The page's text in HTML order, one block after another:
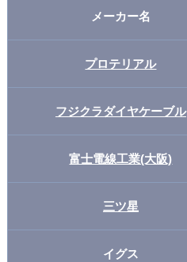
メーカー名
プロテリアル
フジクラダイヤケーブル
富士電線工業(大阪)
三ツ星
イグス